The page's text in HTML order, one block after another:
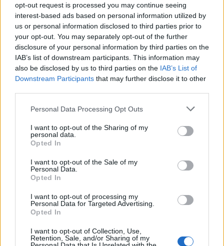
opt-out request is processed you may continue seeing
interest-based ads based on personal information utilized by
us or personal information disclosed to third parties prior to
your opt-out. You may separately opt-out of the further
disclosure of your personal information by third parties on the
IAB’s list of downstream participants. This information may
also be disclosed by us to third parties on the IAB’s List of
Downstream Participants that may further disclose it to other
Personal Data Processing Opt Outs
I want to opt-out of the Sharing of my
personal data.
Opted In
I want to opt-out of the Sale of my
Personal Data.
Opted In
I want to opt-out of processing my
Personal Data for Targeted Advertising.
Opted In
I want to opt-out of Collection, Use,
Retention, Sale, and/or Sharing of my
On espère quemaman attendra quelques années avant
de lui acheter unerépliqueminiature de ses robes...